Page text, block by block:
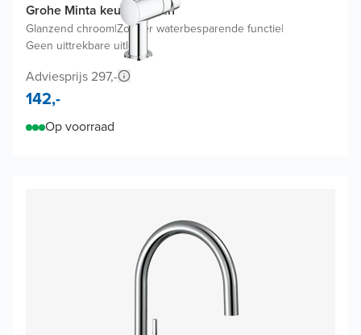
Grohe Minta keukenkraan
Glanzend chroom|Zonder waterbesparende functie|
Geen uittrekbare uitloop
Adviesprijs 297,-
142,-
Op voorraad